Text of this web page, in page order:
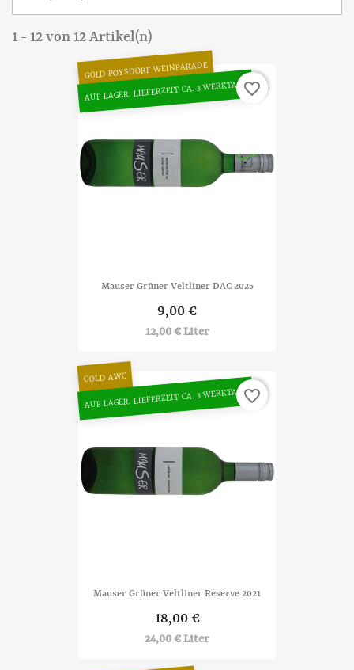
1 - 12 von 12 Artikel(n)
Mauser Grüner Veltliner DAC 2025
9,00 €
12,00 € Liter
GOLD POYSDORF WEINPARADE
AUF LAGER. LIEFERZEIT CA. 3 WERKTAGEfavorite_border
Mauser Grüner Veltliner Reserve 2021
18,00 €
24,00 € Liter
GOLD AWC
AUF LAGER. LIEFERZEIT CA. 3 WERKTAGEfavorite_border